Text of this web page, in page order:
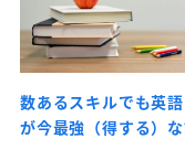
数あるスキルでも英
が今最強（得する）